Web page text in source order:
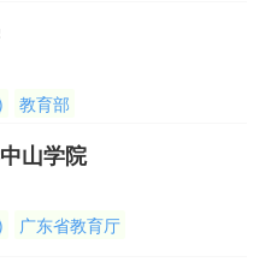
教育部
山学院
广东省教育厅